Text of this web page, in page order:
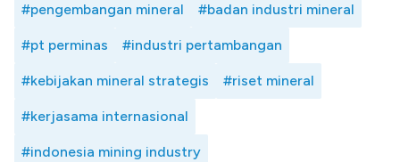
#pengembangan mineral #badan industri mineral
#pt perminas #industri pertambangan
#kebijakan mineral strategis #riset mineral
#kerjasama internasional
#indonesia mining industry